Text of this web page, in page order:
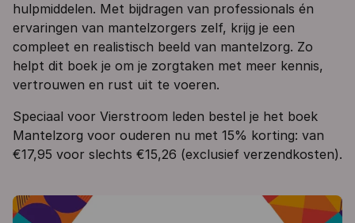
hulpmiddelen. Met bijdragen van professionals én
ervaringen van mantelzorgers zelf, krijg je een
compleet en realistisch beeld van mantelzorg. Zo
helpt dit boek je om je zorgtaken met meer kennis,
vertrouwen en rust uit te voeren.
Speciaal voor Vierstroom leden bestel je het boek
Mantelzorg voor ouderen nu met 15% korting: van
€17,95 voor slechts €15,26 (exclusief verzendkosten).